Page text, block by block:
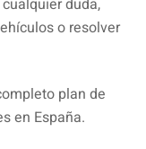
duda,
o resolver
plan de
en España.